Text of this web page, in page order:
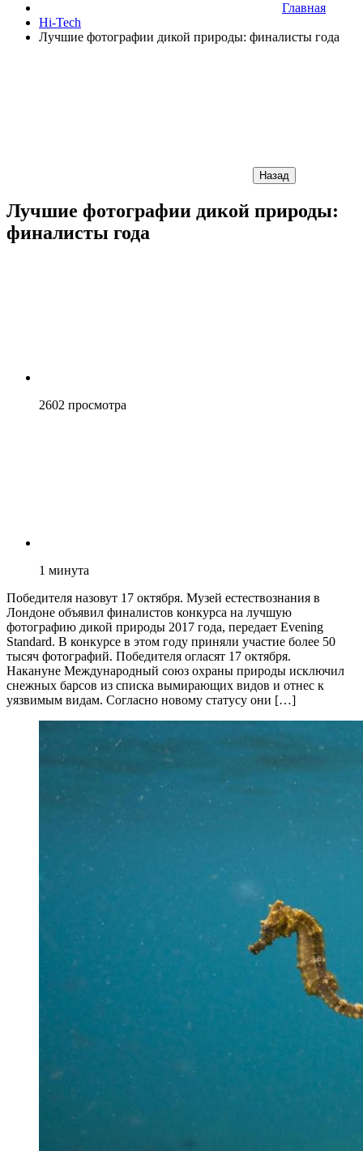
Главная
Hi-Tech
Лучшие фотографии дикой природы: финалисты года
Назад
Лучшие фотографии дикой природы:
финалисты года
2602 просмотра
1 минута
Победителя назовут 17 октября. Музей естествознания в
Лондоне объявил финалистов конкурса на лучшую
фотографию дикой природы 2017 года, передает Evening
Standard. В конкурсе в этом году приняли участие более 50
тысяч фотографий. Победителя огласят 17 октября.
Накануне Международный союз охраны природы исключил
снежных барсов из списка вымирающих видов и отнес к
уязвимым видам. Согласно новому статусу они […]